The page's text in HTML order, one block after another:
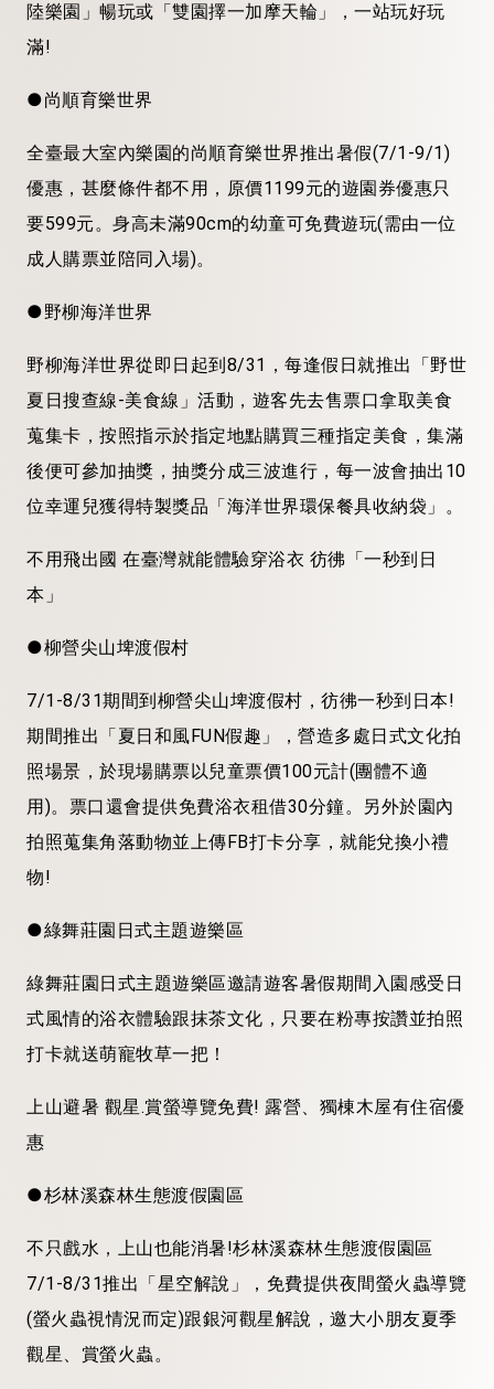
陸樂園」暢玩或「雙園擇一加摩天輪」，一站玩好玩
滿!
●尚順育樂世界
全臺最大室內樂園的尚順育樂世界推出暑假(7/1-9/1)
優惠，甚麼條件都不用，原價1199元的遊園券優惠只
要599元。身高未滿90cm的幼童可免費遊玩(需由一位
成人購票並陪同入場)。
●野柳海洋世界
野柳海洋世界從即日起到8/31，每逢假日就推出「野世
夏日搜查線-美食線」活動，遊客先去售票口拿取美食
蒐集卡，按照指示於指定地點購買三種指定美食，集滿
後便可參加抽獎，抽獎分成三波進行，每一波會抽出10
位幸運兒獲得特製獎品「海洋世界環保餐具收納袋」。
不用飛出國 在臺灣就能體驗穿浴衣 彷彿「一秒到日
本」
●柳營尖山埤渡假村
7/1-8/31期間到柳營尖山埤渡假村，彷彿一秒到日本!
期間推出「夏日和風FUN假趣」，營造多處日式文化拍
照場景，於現場購票以兒童票價100元計(團體不適
用)。票口還會提供免費浴衣租借30分鐘。另外於園內
拍照蒐集角落動物並上傳FB打卡分享，就能兌換小禮
物!
●綠舞莊園日式主題遊樂區
綠舞莊園日式主題遊樂區邀請遊客暑假期間入園感受日
式風情的浴衣體驗跟抹茶文化，只要在粉專按讚並拍照
打卡就送萌寵牧草一把！
上山避暑 觀星.賞螢導覽免費! 露營、獨棟木屋有住宿優
惠
●杉林溪森林生態渡假園區
不只戲水，上山也能消暑!杉林溪森林生態渡假園區
7/1-8/31推出「星空解說」，免費提供夜間螢火蟲導覽
(螢火蟲視情況而定)跟銀河觀星解說，邀大小朋友夏季
觀星、賞螢火蟲。